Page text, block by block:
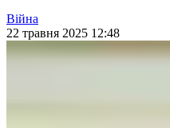
Війна
22 травня 2025 12:48